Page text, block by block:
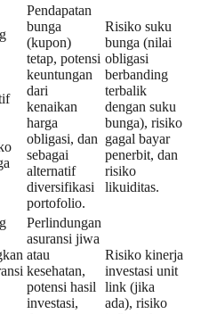
Pendapatan
bunga
(kupon)
tetap, potensi
keuntungan
dari
kenaikan
harga
obligasi, dan
sebagai
alternatif
diversifikasi
portofolio.
Risiko suku
bunga (nilai
obligasi
berbanding
terbalik
dengan suku
bunga), risiko
gagal bayar
penerbit, dan
risiko
likuiditas.
Perlindungan
asuransi jiwa
atau
kesehatan,
potensi hasil
investasi,
Risiko kinerja
investasi unit
link (jika
ada), risiko